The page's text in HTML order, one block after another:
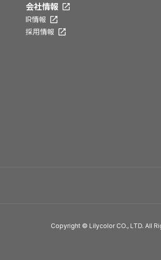
会社情報
IR情報
採用情報
Copyright © Lilycolor CO., LTD. All